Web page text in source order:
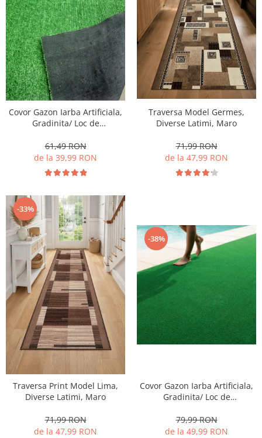
Covor Gazon Iarba Artificiala,
Gradinita/ Loc de
fir 7mm, Verde
61,49 RON
de la 39,99 RON
Traversa Model Germes,
Diverse Latimi, Maro
71,99 RON
de la 47,99 RON
-33%
Traversa Print Model Lima,
Diverse Latimi, Maro
71,99 RON
de la 47,99 RON
-38%
Covor Gazon Iarba Artificiala,
Gradinita/ Loc de
Linda Inaltime fir 10 mm,
Verde
79,99 RON
de la 49,99 RON